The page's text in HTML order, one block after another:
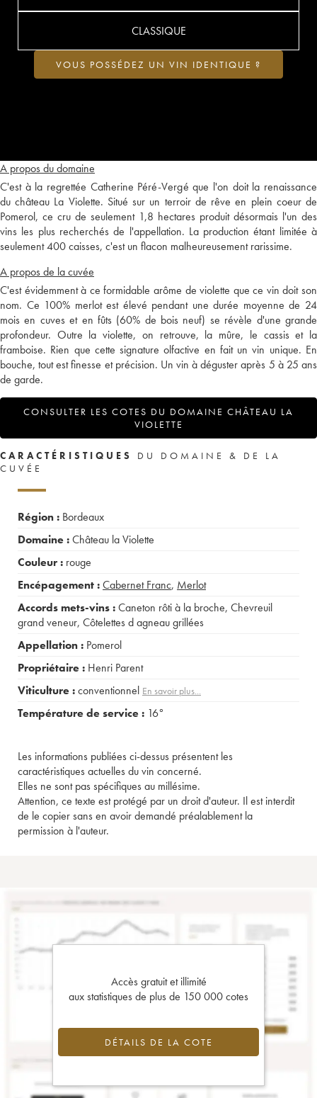
A propos du domaine
C'est à la regrettée Catherine Péré-Vergé que l'on doit la renaissance
du château La Violette. Situé sur un terroir de rêve en plein coeur de
Pomerol, ce cru de seulement 1,8 hectares produit désormais l'un des
vins les plus recherchés de l'appellation. La production étant limitée à
seulement 400 caisses, c'est un flacon malheureusement rarissime.
A propos de la cuvée
C'est évidemment à ce formidable arôme de violette que ce vin doit son
nom. Ce 100% merlot est élevé pendant une durée moyenne de 24
mois en cuves et en fûts (60% de bois neuf) se révèle d'une grande
profondeur. Outre la violette, on retrouve, la mûre, le cassis et la
framboise. Rien que cette signature olfactive en fait un vin unique. En
bouche, tout est finesse et précision. Un vin à déguster après 5 à 25 ans
de garde.
CONSULTER LES COTES DU DOMAINE CHÂTEAU LA
VIOLETTE
CLASSIQUE
VOUS POSSÉDEZ UN VIN IDENTIQUE ?
CARACTÉRISTIQUES
DU DOMAINE & DE LA
CUVÉE
Région : Bordeaux
Domaine :Château la Violette
Couleur : rouge
Encépagement :Cabernet Franc, Merlot
Accords mets-vins :Caneton rôti à la broche, Chevreuil
grand veneur, Côtelettes d agneau grillées
Appellation : Pomerol
Propriétaire : Henri Parent
Viticulture :conventionnel En savoir plus...
Température de service : 16°
Les informations publiées ci-dessus présentent les
caractéristiques actuelles du vin concerné.
Elles ne sont pas spécifiques au millésime.
Attention, ce texte est protégé par un droit d'auteur. Il est interdit
de le copier sans en avoir demandé préalablement la
permission à l'auteur.
Accès gratuit et illimité
aux statistiques de plus de 150 000 cotes
DÉTAILS DE LA COTE